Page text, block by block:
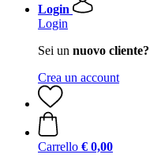
Login
Login
Sei un nuovo cliente?
Crea un account
Carrello € 0,00